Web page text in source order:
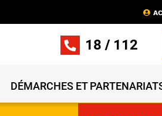
18 / 112
DÉMARCHES ET